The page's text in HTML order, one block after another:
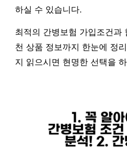
하실 수 있습니다.
최적의 간병보험 가입조건과
천 상품 정보까지 한눈에 정
지 읽으시면 현명한 선택을